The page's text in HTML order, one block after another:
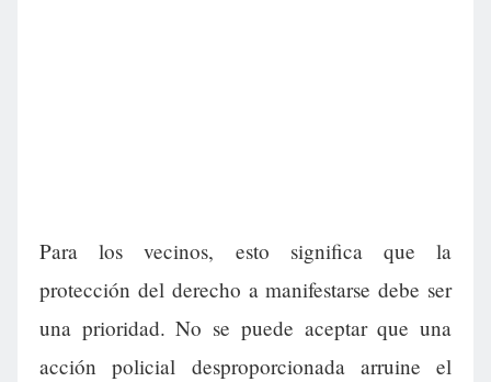
Para los vecinos, esto significa que la
protección del derecho a manifestarse debe ser
una prioridad. No se puede aceptar que una
acción policial desproporcionada arruine el